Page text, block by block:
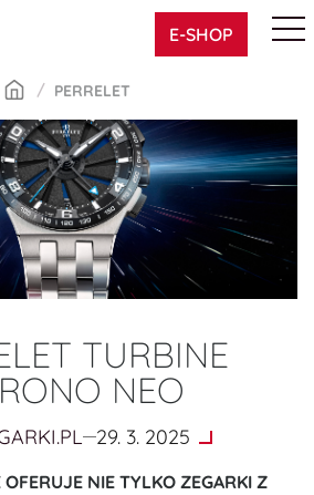
E-SHOP
PERRELET
TURBINE
NEO
29. 3. 2025
NIE TYLKO ZEGARKI Z